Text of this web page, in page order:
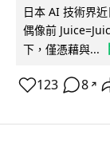
日本 AI 技術界
偶像前
下，僅憑藉與...
123 8 ↗